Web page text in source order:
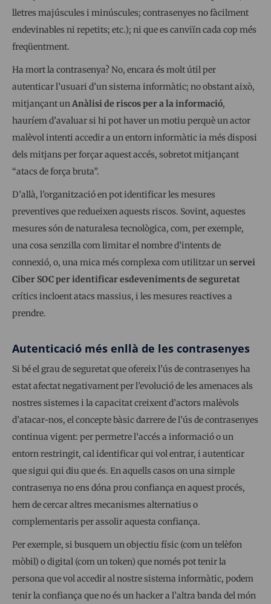
lletres majúscules i minúscules; contrasenyes no fàcilment
endevinables ni repetits; etc.); ni que es canviïn cada cop més
freqüentment.
Ha mort la contrasenya? No, encara és molt útil per
autenticar l’usuari d’un sistema informàtic; no obstant això,
mitjançant unAnàlisi de riscos per a la informació,
hauríem d’avaluar si hi pot haver un motiu perquè un actor
malèvol intenti accedir a un entorn informàtic ia més disposi
dels mitjans per forçar aquest accés, sobretot mitjançant
“atacs de força bruta”.
D’allà, l’organització en pot identificar les mesures
preventives que redueixen aquests riscos. Sovint, aquestes
mesures són de naturalesa tecnològica, com, per exemple,
una cosa senzilla com limitar el nombre d’intents de
connexió, o, una mica més complexa com utilitzar unservei
Ciber SOC per identificar esdeveniments de seguretat
crítics incloent atacs massius, i les mesures reactives a
prendre.
Autenticació més enllà de les contrasenyes
Si bé el grau de seguretat que ofereix l’ús de contrasenyes ha
estat afectat negativament per l’evolució de les amenaces als
nostres sistemes i la capacitat creixent d’actors malèvols
d’atacar-nos, el concepte bàsic darrere de l’ús de contrasenyes
continua vigent: per permetre l’accés a informació o un
entorn restringit, cal identificar qui vol entrar, i autenticar
que sigui qui diu que és. En aquells casos on una simple
contrasenya no ens dóna prou confiança en aquest procés,
hem de cercar altres mecanismes alternatius o
complementaris per assolir aquesta confiança.
Per exemple, si busquem un objectiu físic (com un telèfon
mòbil) o digital (com un token) que només pot tenir la
persona que vol accedir al nostre sistema informàtic, podem
tenir la confiança que no és un hacker a l’altra banda del món